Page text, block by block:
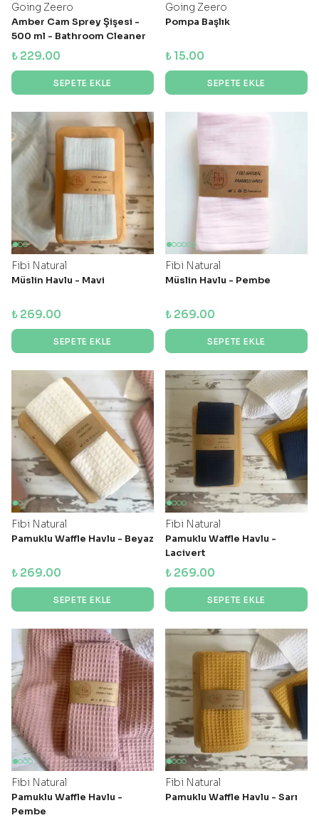
Going Zeero
Amber Cam Sprey Şişesi -
500 ml - Bathroom Cleaner
₺ 229.00
SEPETE EKLE
Going Zeero
Pompa Başlık
₺ 15.00
SEPETE EKLE
Fibi Natural
Müslin Havlu - Mavi
₺ 269.00
SEPETE EKLE
Fibi Natural
Müslin Havlu - Pembe
₺ 269.00
SEPETE EKLE
Fibi Natural
Pamuklu Waffle Havlu - Beyaz
₺ 269.00
SEPETE EKLE
Fibi Natural
Pamuklu Waffle Havlu -
Lacivert
₺ 269.00
SEPETE EKLE
Fibi Natural
Pamuklu Waffle Havlu -
Pembe
Fibi Natural
Pamuklu Waffle Havlu - Sarı